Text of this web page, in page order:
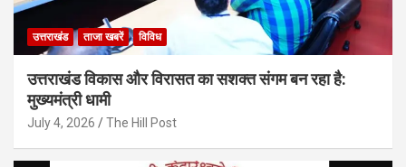
उत्तराखंड ताजा खबरें विविध
उत्तराखंड विकास और विरासत का सशक्त संगम बन रहा है:
मुख्यमंत्री धामी
July 4, 2026 The Hill Post